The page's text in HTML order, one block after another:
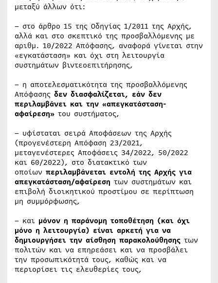
μεταξύ άλλων ότι:
– στο άρθρο 15 της Οδηγίας 1/2011 της Αρχής,
αλλά και στο σκεπτικό της προσβαλλόμενης με
αριθμ. 10/2022 Απόφασης, αναφορά γίνεται στην
«εγκατάσταση» και όχι στη λειτουργία
συστημάτων βιντεοεπιτήρησης,
– η αποτελεσματικότητα της προσβαλλόμενης
Απόφασης δεν διασφαλίζεται, εάν δεν
περιλαμβάνει και την «απεγκατάσταση-
αφαίρεση» του συστήματος,
– υφίσταται σειρά Αποφάσεων της Αρχής
(προγενέστερη Απόφαση 23/2021,
μεταγενέστερες Αποφάσεις 34/2022, 50/2022
και 60/2022), στο διατακτικό των
οποίων περιλαμβάνεται εντολή της Αρχής για
απεγκατάσταση/αφαίρεση των συστημάτων και
επιβολή διοικητικού προστίμου σε περίπτωση
μη συμμόρφωσης,
– και μόνον η παράνομη τοποθέτηση (και όχι
μόνο η λειτουργία) είναι αρκετή για να
δημιουργήσει την αίσθηση παρακολούθησης των
πολιτών και να επηρεάσει και να προσβάλει
την προσωπικότητά τους, καθώς και να
περιορίσει τις ελευθερίες τους,